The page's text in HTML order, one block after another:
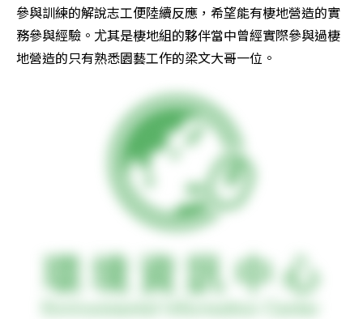
參與訓練的解說志工便陸續反應，希望能有棲地營造的實
務參與經驗。尤其是棲地組的夥伴當中曾經實際參與過棲
地營造的只有熟悉園藝工作的梁文大哥一位。